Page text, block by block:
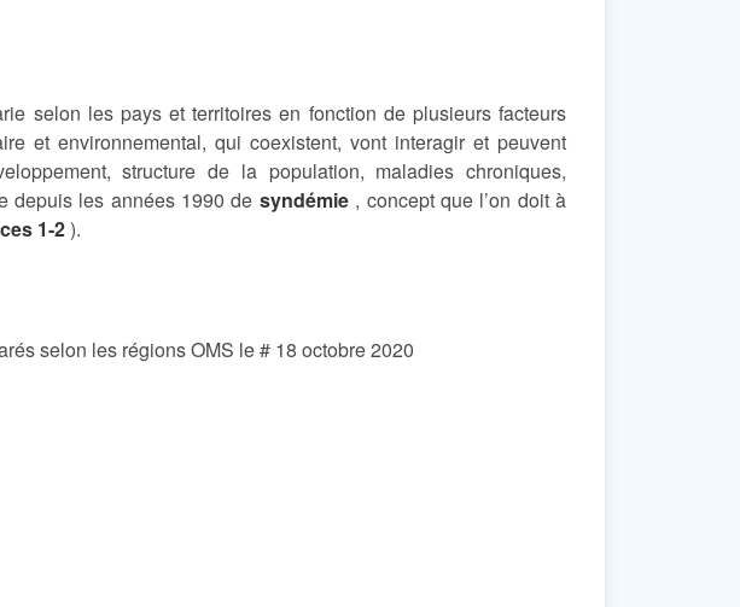
selon les pays et territoires en fonction de plusieurs facteurs
et environnemental, qui coexistent, vont interagir et peuvent
structure de la population, maladies chroniques,
depuis les années 1990 de syndémie, concept que l’on doit à
1-2).
selon les régions OMS le # 18 octobre 2020